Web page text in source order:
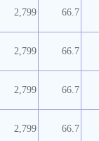
2,799 66.7
2,799 66.7
2,799 66.7
2,799 66.7